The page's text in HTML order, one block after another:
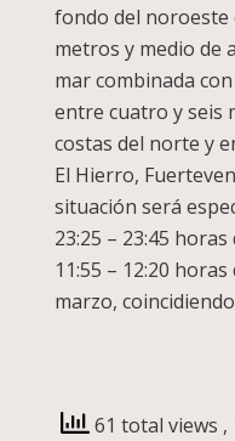
fondo del noroeste
metros y medio de
mar combinada
entre cuatro y seis
costas del norte y
El Hierro,
situación será
23:25 – 23:45
11:55 – 12:20
marzo,
61 total views ,